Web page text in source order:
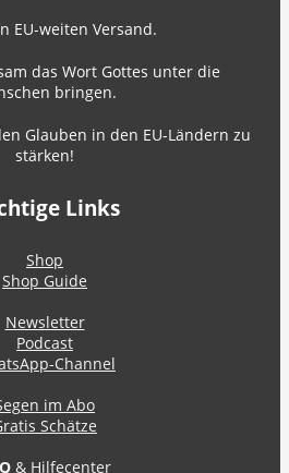
EU-weiten Versand.
das Wort Gottes unter die
bringen.
Glauben in den EU-Ländern zu
stärken!
Links
Shop
Shop Guide
Newsletter
Podcast
Channel
im Abo
Schätze
& Hilfecenter